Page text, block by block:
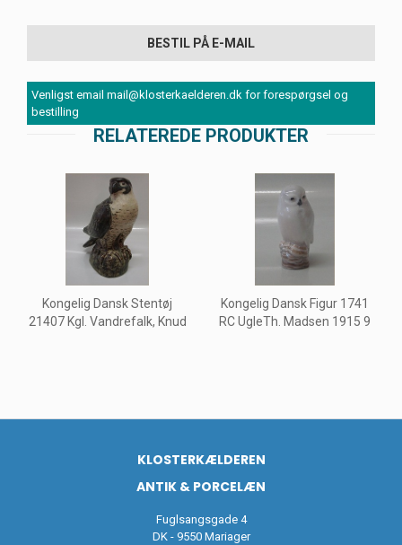
BESTIL PÅ E-MAIL
Venligst email mail@klosterkaelderen.dk for forespørgsel og
bestilling
RELATEREDE PRODUKTER
Kongelig Dansk Stentøj
21407 Kgl. Vandrefalk, Knud
Kongelig Dansk Figur 1741
RC UgleTh. Madsen 1915 9
KLOSTERKÆLDEREN
ANTIK & PORCELÆN
Fuglsangsgade 4
DK - 9550 Mariager